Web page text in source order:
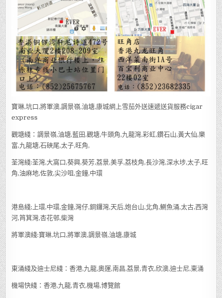
寶琳,坑口,將軍澳,調景嶺,油塘,康城網上雪茄外送速遞送貨服務cigar
express
觀塘綫：調景嶺,油塘,藍田,觀塘,牛頭角,九龍灣,彩虹,鑽石山,黃大仙,樂
富,九龍塘,石硤尾,太子,旺角,
荃灣綫:荃灣,大窩口,葵興,葵芳,荔景,美孚,荔枝角,長沙灣,深水埗,太子,旺
角,油麻地,佐敦,尖沙咀,金鐘,中環
港島綫;上環,中環,金鐘,灣仔,銅鑼灣,天后,炮台山,北角,鰂魚涌,太古,西灣
河,筲箕灣,杏花邨,柴灣
將軍澳綫:寶琳,坑口,將軍澳,調景嶺,油塘,康城
東涌綫及迪士尼綫：香港,九龍,奧運,南昌,荔景,青衣,欣澳,迪士尼,東涌
機場快綫：香港,九龍,青衣,機場,博覽館